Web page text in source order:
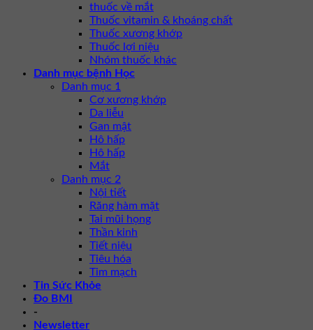
thuốc về mắt
Thuốc vitamin & khoáng chất
Thuốc xương khớp
Thuốc lợi niệu
Nhóm thuốc khác
Danh mục bệnh Học
Danh mục 1
Cơ xương khớp
Da liễu
Gan mật
Hô hấp
Hô hấp
Mắt
Danh mục 2
Nội tiết
Răng hàm mặt
Tai mũi họng
Thần kinh
Tiết niệu
Tiêu hóa
Tim mạch
Tin Sức Khỏe
Đo BMI
-
Newsletter